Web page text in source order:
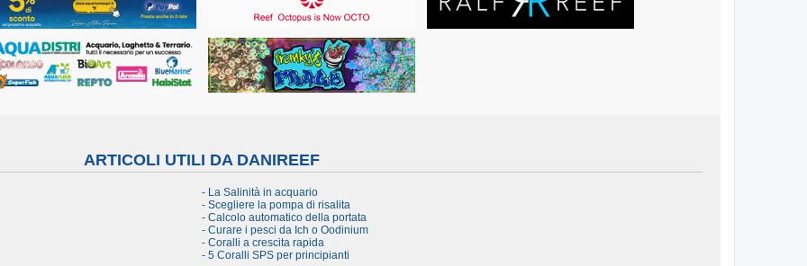
ARTICOLI UTILI DA DANIREEF
- La Salinità in acquario
- Scegliere la pompa di risalita
- Calcolo automatico della portata
- Curare i pesci da Ich o Oodinium
- Coralli a crescita rapida
- 5 Coralli SPS per principianti